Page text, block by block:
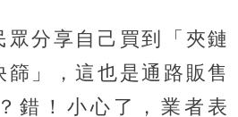
眾分享自己買到「夾鏈
篩」，這也是通路販售
錯！小心了，業者表